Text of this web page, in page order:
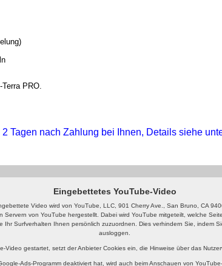
PRO.
Tagen nach Zahlung bei Ihnen, Details siehe
Eingebettetes YouTube-Video
Video wird von YouTube, LLC, 901 Cherry Ave., San Bruno, CA
Servern von YouTube hergestellt. Dabei wird YouTube mitgeteilt, welche
Ihr Surfverhalten Ihnen persönlich zuzuordnen. Dies verhindern Sie, indem
ausloggen.
Video gestartet, setzt der Anbieter Cookies ein, die Hinweise über das
Ads-Programm deaktiviert hat, wird auch beim Anschauen von